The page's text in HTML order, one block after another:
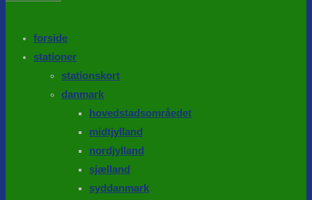
forside
stationer
stationskort
danmark
hovedstadsområedet
midtjylland
nordjylland
sjælland
syddanmark